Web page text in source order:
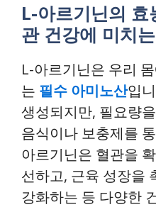
L-아르기닌의
관 건강에 미치
L-아르기닌은 우리
는 필수 아미노산입
생성되지만, 필요량
음식이나 보충제를
아르기닌은 혈관을
선하고, 근육 성장을
강화하는 등 다양한